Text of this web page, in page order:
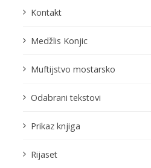
Kontakt
Medžlis Konjic
Muftijstvo mostarsko
Odabrani tekstovi
Prikaz knjiga
Rijaset